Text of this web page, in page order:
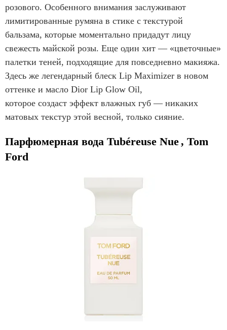
розового. Особенного внимания заслуживают
лимитированные румяна в стике с текстурой
бальзама, которые моментально придадут лицу
свежесть майской розы. Еще один хит — «цветочные»
палетки теней, подходящие для повседневно макияжа.
Здесь же легендарный блеск Lip Maximizer в новом
оттенке и масло Dior Lip Glow Oil,
которое создаст эффект влажных губ — никаких
матовых текстур этой весной, только сияние.
Парфюмерная вода Tubéreuse Nue , Tom
Ford